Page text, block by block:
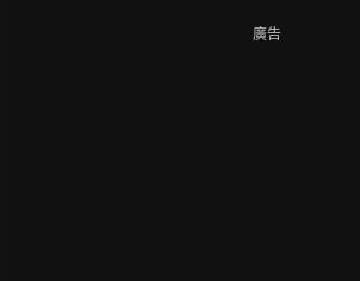
廣告